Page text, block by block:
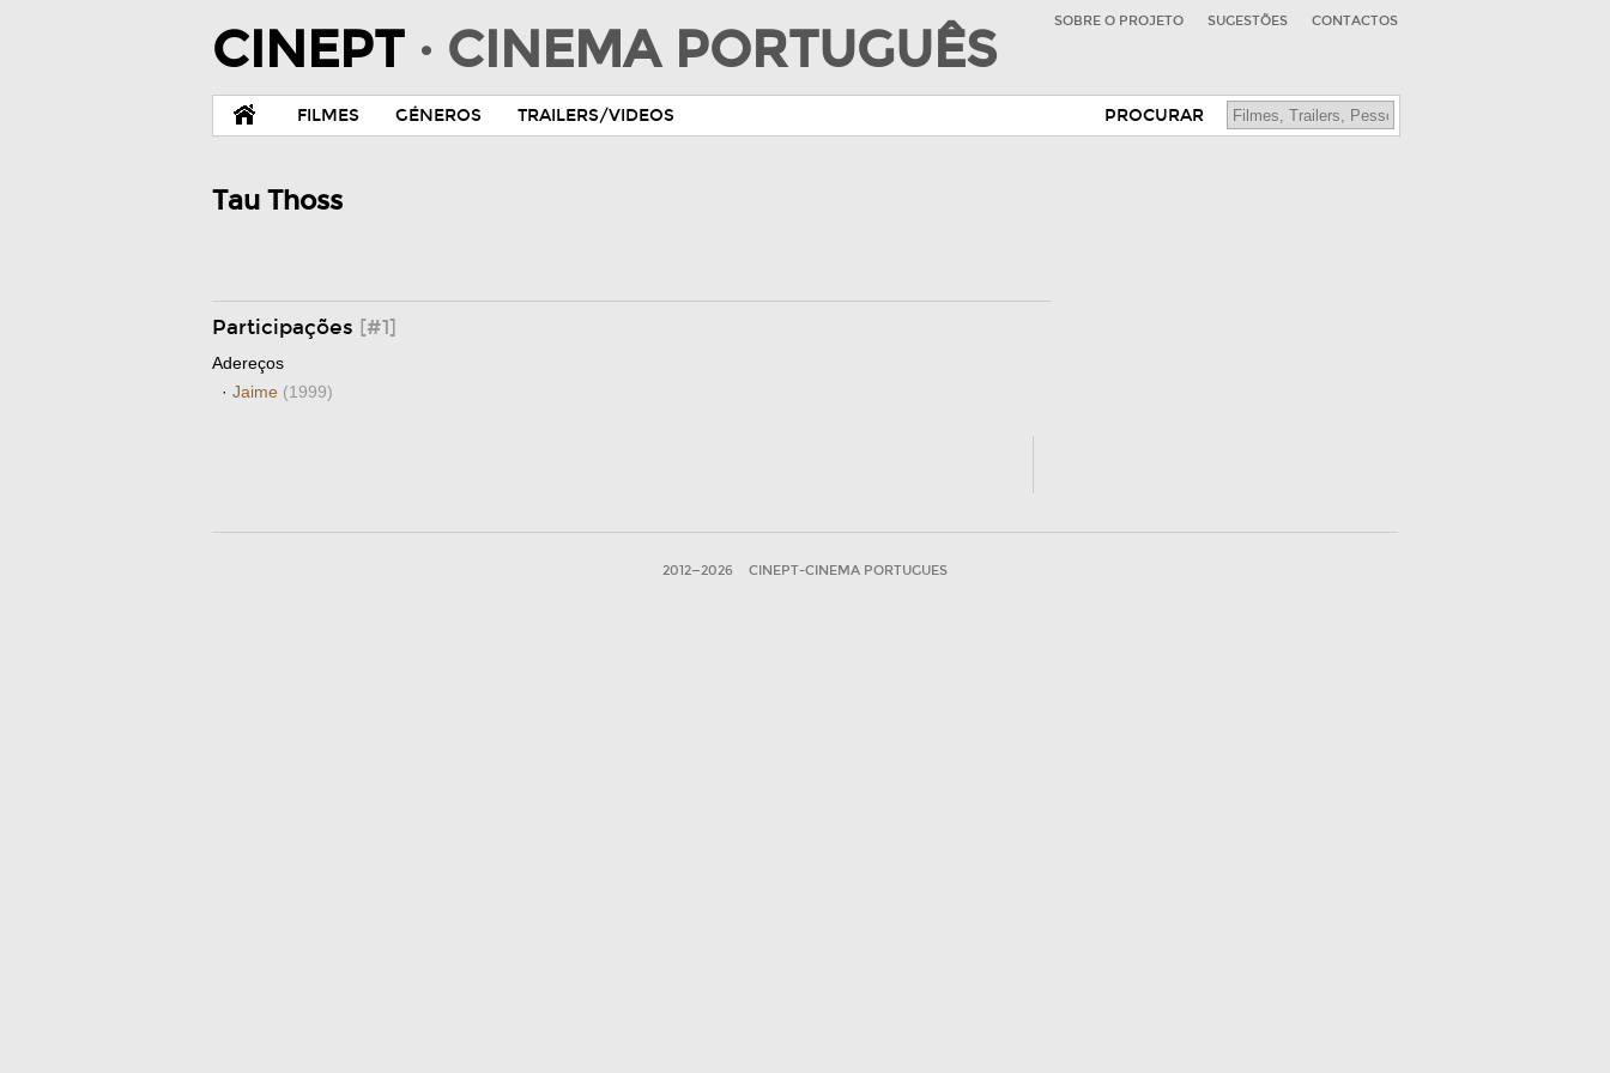
CINEPT · CINEMA PORTUGUÊS SOBRE O PROJETO SUGESTÕES CONTACTOS
FILMES GÉNEROS TRAILERS/VIDEOS PROCURAR
Tau Thoss
Participações [#1]
Adereços
· Jaime (1999)
2012—2026 CINEPT-CINEMA PORTUGUES